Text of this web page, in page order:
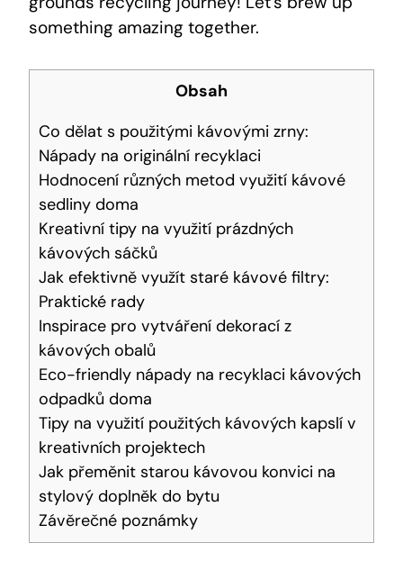
something amazing together.
Obsah
Co dělat s použitými kávovými zrny:
Nápady na originální recyklaci
Hodnocení různých metod využití kávové
sedliny doma
Kreativní tipy na využití prázdných
kávových sáčků
Jak efektivně využít staré kávové filtry:
Praktické rady
Inspirace pro vytváření dekorací z
kávových obalů
Eco-friendly nápady na recyklaci kávových
odpadků doma
Tipy na využití použitých kávových kapslí v
kreativních projektech
Jak přeměnit starou kávovou konvici na
stylový doplněk do bytu
Závěrečné poznámky